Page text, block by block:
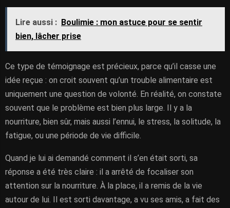
Lire aussi : Boulimie : mon astuce pour se sentir
bien, lâcher prise
Ce type de témoignage est précieux, parce qu’il casse une
idée reçue : on croit souvent qu’un trouble alimentaire est
uniquement une question de volonté. En réalité, on constate
souvent que le problème est bien plus large. Il y a la
nourriture, bien sûr, mais aussi l’ennui, le stress, la solitude, la
fatigue, ou une période de vie difficile.
Quand je lui ai demandé comment il s’en était sorti, sa
réponse a été très claire : il a arrêté de focaliser son
attention sur la nourriture. À la place, il a remis de la vie
autour de lui. Il est sorti davantage, a vu ses amis, a fait des